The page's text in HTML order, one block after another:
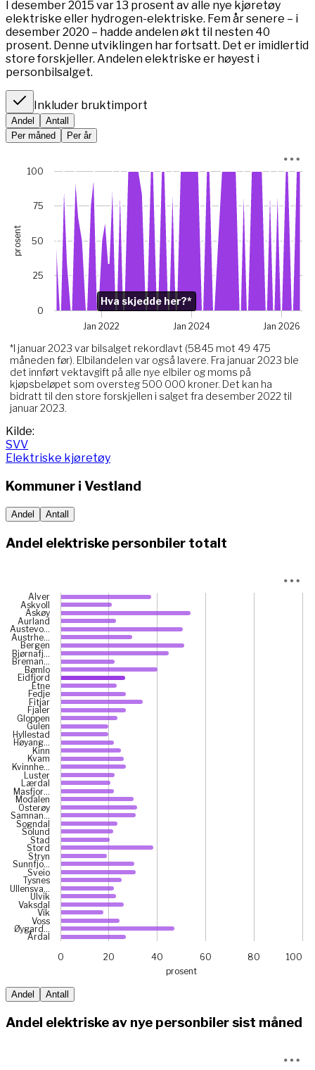
I desember 2015 var 13 prosent av alle nye kjøretøy
elektriske eller hydrogen-elektriske. Fem år senere – i
desember 2020 – hadde andelen økt til nesten 40
prosent. Denne utviklingen har fortsatt. Det er imidlertid
store forskjeller. Andelen elektriske er høyest i
personbilsalget.
Inkluder bruktimport
Andel
Antall
Per måned
Per år
Chart with 66 data points.
*I januar 2023 var bilsalget rekordlavt (5845 mot 49
View as data table, Chart
The chart has 1 X axis displaying Time. Data ranges from
The chart has 1 Y axis displaying prosent. Data ranges
Chart annotations summary
Hva skjedde her?*. Related to Elektriske, data point
prosent
*I januar 2023 var bilsalget rekordlavt (5845 mot 49 475
måneden før). Elbilandelen var også lavere. Fra januar 2023 ble
det innført vektavgift på alle nye elbiler og moms på
kjøpsbeløpet som oversteg 500 000 kroner. Det kan ha
bidratt til den store forskjellen i salget fra desember 2022 til
januar 2023.
Jan 2022 Jan 2024 Jan 2026
0
25
50
75
100
Hva skjedde her?*
End of interactive chart.
Kilde:
SVV
Elektriske kjøretøy
Kommuner i Vestland
Andel Antall
Andel elektriske personbiler totalt
Bar chart with 43 bars.
View as data table, Chart
The chart has 1 X axis displaying categories.
The chart has 1 Y axis displaying prosent. Data ranges
prosent
Alver
Askøy
Austevo…
Bergen
Breman…
Eidfjord
Fedje
Fjaler
Gulen
Høyang…
Kvam
Luster
Masfjor…
Osterøy
Sogndal
Stad
Stryn
Sveio
Ullensva…
Vaksdal
Voss
Årdal
Askvoll
Aurland
Austrhe…
Bjørnafj…
Bømlo
Etne
Fitjar
Gloppen
Hyllestad
Kinn
Kvinnhe…
Lærdal
Modalen
Samnan…
Solund
Stord
Sunnfjo…
Tysnes
Ulvik
Vik
Øygard…
0 20 40 60 80 100
End of interactive chart.
Andel Antall
Andel elektriske av nye personbiler sist måned